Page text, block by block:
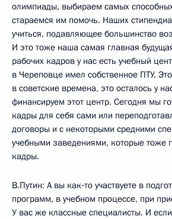
олимпиады, выбираем самых
стараемся им помочь. Наших
учиться, подавляющее большинство
И это тоже наша самая главная
рабочих кадров у нас есть учебный
в Череповце имел собственное ПТУ.
в советские времена, это осталось у
финансируем этот центр. Сегодня мы
кадры для себя сами или
договоры и с некоторыми средними
учебными заведениями, которые тоже
кадры.
В.Путин: А вы как‑то участвуете в
программ, в учебном процессе, при
У вас же классные специалисты. И